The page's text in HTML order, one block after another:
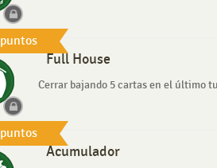
puntos
puntos
Full House
Cerrar bajando 5 cartas en el último
Acumulador